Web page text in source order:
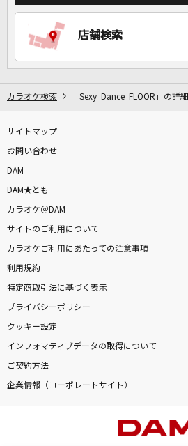
店舗検索
カラオケ検索 「Sexy Dance FLOOR」の詳細
サイトマップ
お問い合わせ
DAM
DAM★とも
カラオケ＠DAM
サイトのご利用について
カラオケご利用にあたっての注意事項
利用規約
特定商取引法に基づく表示
プライバシーポリシー
クッキー設定
インフォマティブデータの取得について
ご契約方法
企業情報（コーポレートサイト）